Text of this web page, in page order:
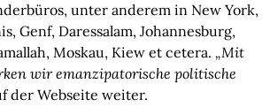
unter anderem in New York,
Genf, Daressalam, Johannesburg,
Moskau, Kiew et cetera. „Mit
wir emanzipatorische politische
der Webseite weiter.